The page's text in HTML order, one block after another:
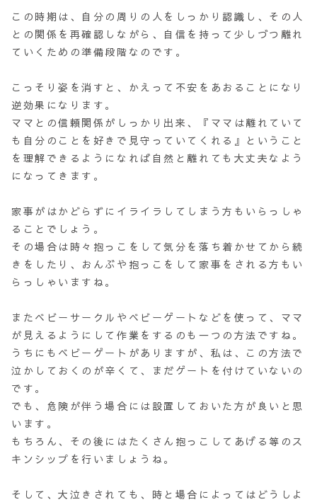
この時期は、自分の周りの人をしっかり認識し、その人
との関係を再確認しながら、自信を持って少しづつ離れ
ていくための準備段階なのです。
こっそり姿を消すと、かえって不安をあおることになり
逆効果になります。
ママとの信頼関係がしっかり出来、『ママは離れていて
も自分のことを好きで見守っていてくれる』ということ
を理解できるようになれば自然と離れても大丈夫なよう
になってきます。
家事がはかどらずにイライラしてしまう方もいらっしゃ
ることでしょう。
その場合は時々抱っこをして気分を落ち着かせてから続
きをしたり、おんぶや抱っこをして家事をされる方もい
らっしゃいますね。
またベビーサークルやベビーゲートなどを使って、ママ
が見えるようにして作業をするのも一つの方法ですね。
うちにもベビーゲートがありますが、私は、この方法で
泣かしておくのが辛くて、まだゲートを付けていないの
です。
でも、危険が伴う場合には設置しておいた方が良いと思
います。
もちろん、その後にはたくさん抱っこしてあげる等のス
キンシップを行いましょうね。
そして、大泣きされても、時と場合によってはどうしよ